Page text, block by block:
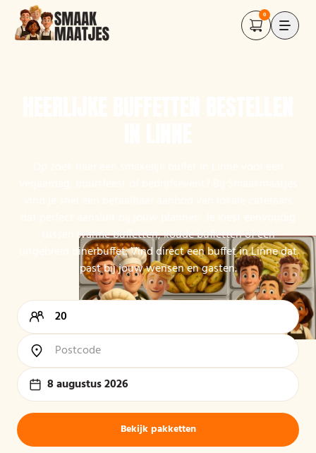
0
tussen warme buffetten, koude buffetten of een
uitgebreid dinerbuffet. Vind direct een buffet in Linne dat
past bij jouw wensen en gasten.
8 augustus 2026
Bekijk pakketten